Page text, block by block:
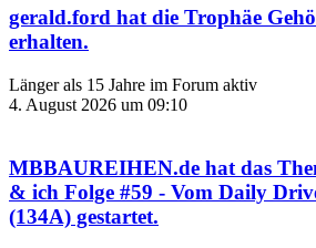
gerald.ford hat die Trophäe
erhalten.
Länger als 15 Jahre im Forum aktiv
4. August 2026 um 09:10
MBBAUREIHEN.de hat das
& ich Folge #59 - Vom Daily
(134A) gestartet.